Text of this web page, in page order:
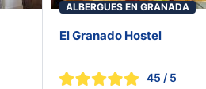
ALBERGUES EN GRANADA
El Granado Hostel
45 / 5